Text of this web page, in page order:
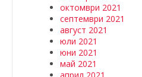
октомври 2021
септември 2021
август 2021
юли 2021
юни 2021
май 2021